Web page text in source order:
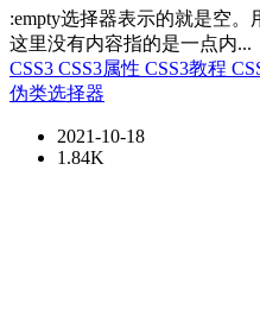
:empty选择器表示的就是空。
这里没有内容指的是一点内...
CSS3 CSS3属性 CSS3教程
伪类选择器
2021-10-18
1.84K